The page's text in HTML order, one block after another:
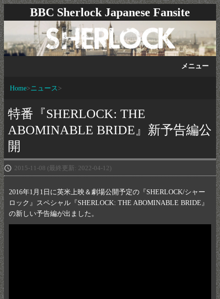
BBC Sherlock Japanese Fansite
メニュー
Home ニュース
特番『SHERLOCK: THE
ABOMINABLE BRIDE』新予告編公
開
2015-11-08 (最終更新: 2022-04-12)
2016年1月1日に英米上映＆劇場公開予定の『SHERLOCK/シャー
ロック』スペシャル『SHERLOCK: THE ABOMINABLE BRIDE』
の新しい予告編が出ました。